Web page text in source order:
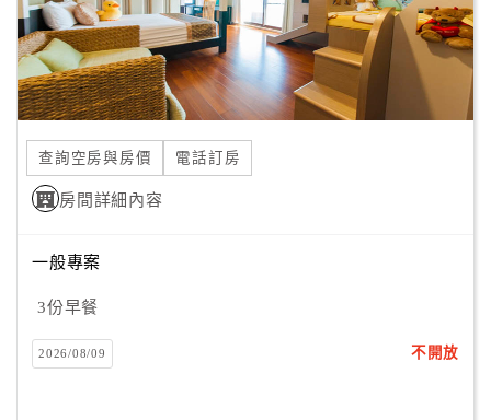
意
度
訂
單
管
理
員
戶
查詢空房與房價 電話訂房
房間詳細內容
一般專案
3份早餐
2026/08/09 不開放